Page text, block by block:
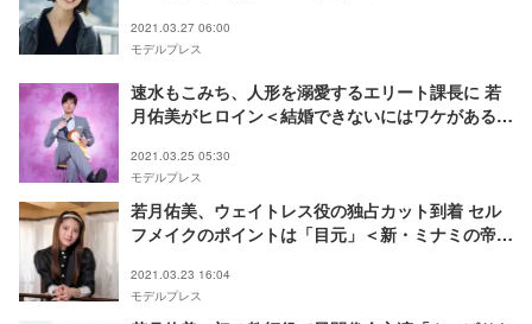
2021.03.27 06:00
モデルプレス
速水もこみち、人形を溺愛するエリート課長に 若
月佑美がヒロイン＜結婚できないにはワケがある。
2021.03.25 05:30
モデルプレス
若月佑美、ウェイトレス役の独占カット到着 セル
フメイクのポイントは「目元」＜新・ミナミの帝王
2021.03.23 16:04
モデルプレス